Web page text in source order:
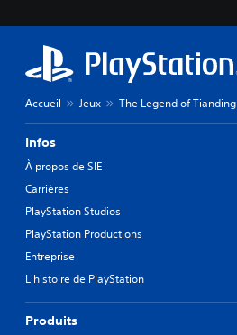
Accueil Jeux The Legend of Tianding
Infos
À propos de SIE
Carrières
PlayStation Studios
PlayStation Productions
Entreprise
L'histoire de PlayStation
Produits